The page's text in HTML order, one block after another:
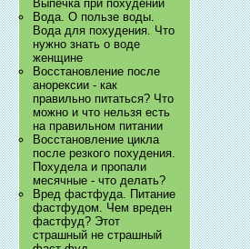
Выпечка при похудении
Вода. О пользе воды.
Вода для похудения. Что
нужно знать о воде
женщине
Восстановление после
анорексии - как
правильно питаться? Что
можно и что нельзя есть
на правильном питании
Восстановление цикла
после резкого похудения.
Похудела и пропали
месячные - что делать?
Вред фастфуда. Питание
фастфудом. Чем вреден
фастфуд? Этот
страшный не страшный